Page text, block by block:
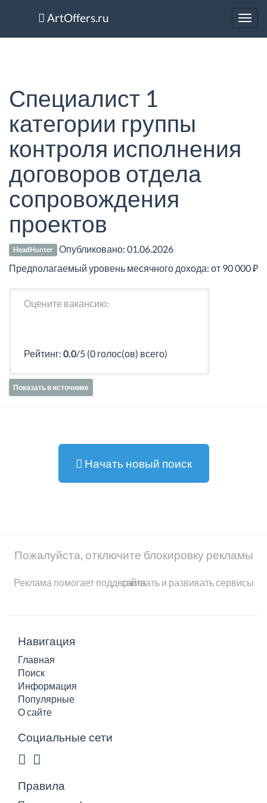
ArtOffers.ru
Специалист 1
категории группы
контроля исполнения
договоров отдела
сопровождения
проектов
HeadHunter Опубликовано:01.06.2026
Предполагаемый уровень месячного дохода: от 90 000 ₽
Оцените вакансию:
Рейтинг: 0.0/5 (0 голос(ов) всего)
Показать в источнике
Начать новый поиск
Пожалуйста, отключите блокировку рекламы
Реклама помогает поддерживать и развивать сервисы сайта
Навигация
Главная
Поиск
Информация
Популярные
О сайте
Социальные сети
Правила